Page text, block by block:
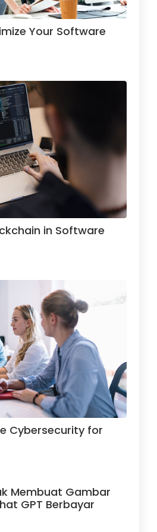
Your Software
in Software
Cybersecurity for
Membuat Gambar
GPT Berbayar